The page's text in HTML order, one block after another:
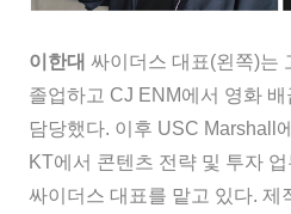
이한대 싸이더스 대표(왼쪽)는
졸업하고 CJ ENM에서 영화 배
담당했다. 이후 USC Marshall
KT에서 콘텐츠 전략 및 투자
싸이더스 대표를 맡고 있다. 제